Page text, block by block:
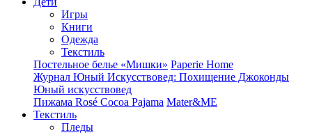
Игры
Книги
Одежда
Текстиль
Постельное белье «Мишки» Paperie Home
Журнал Юный Искусствовед: Похищение Джоконды
Юный искусствовед
Пижама Rosé Cocoa Pajama Mater&ME
Текстиль
Пледы